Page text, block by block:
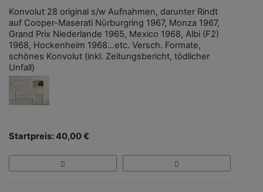
Konvolut 28 original s/w Aufnahmen, darunter Rindt
auf Cooper-Maserati Nürburgring 1967, Monza 1967,
Grand Prix Niederlande 1965, Mexico 1968, Albi (F2)
1968, Hockenheim 1968...etc. Versch. Formate,
schönes Konvolut (inkl. Zeitungsbericht, tödlicher
Unfall)
Startpreis: 40,00 €